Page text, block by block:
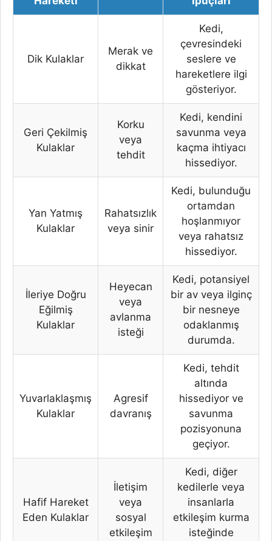
Dik Kulaklar
Merak ve
dikkat
Kedi,
çevresindeki
seslere ve
hareketlere ilgi
gösteriyor.
Geri Çekilmiş
Kulaklar
Korku
veya
tehdit
Kedi, kendini
savunma veya
kaçma ihtiyacı
hissediyor.
Yan Yatmış
Kulaklar
Rahatsızlık
veya sinir
Kedi, bulunduğu
ortamdan
hoşlanmıyor
veya rahatsız
hissediyor.
İleriye Doğru
Eğilmiş
Kulaklar
Heyecan
veya
avlanma
isteği
Kedi, potansiyel
bir av veya ilginç
bir nesneye
odaklanmış
durumda.
Yuvarlaklaşmış
Kulaklar
Agresif
davranış
Kedi, tehdit
altında
hissediyor ve
savunma
pozisyonuna
geçiyor.
Hafif Hareket
Eden Kulaklar
İletişim
veya
sosyal
etkileşim
Kedi, diğer
kedilerle veya
insanlarla
etkileşim kurma
isteğinde